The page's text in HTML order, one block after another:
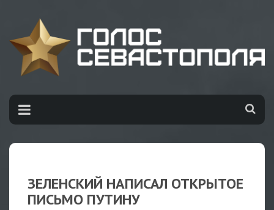
ЗЕЛЕНСКИЙ НАПИСАЛ ОТКРЫТОЕ
ПИСЬМО ПУТИНУ